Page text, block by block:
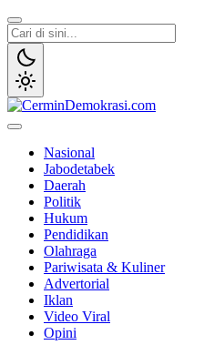
Lewati
ke
konten
Nasional
Jabodetabek
Daerah
Politik
Hukum
Pendidikan
Olahraga
Pariwisata & Kuliner
Advertorial
Iklan
Video Viral
Opini